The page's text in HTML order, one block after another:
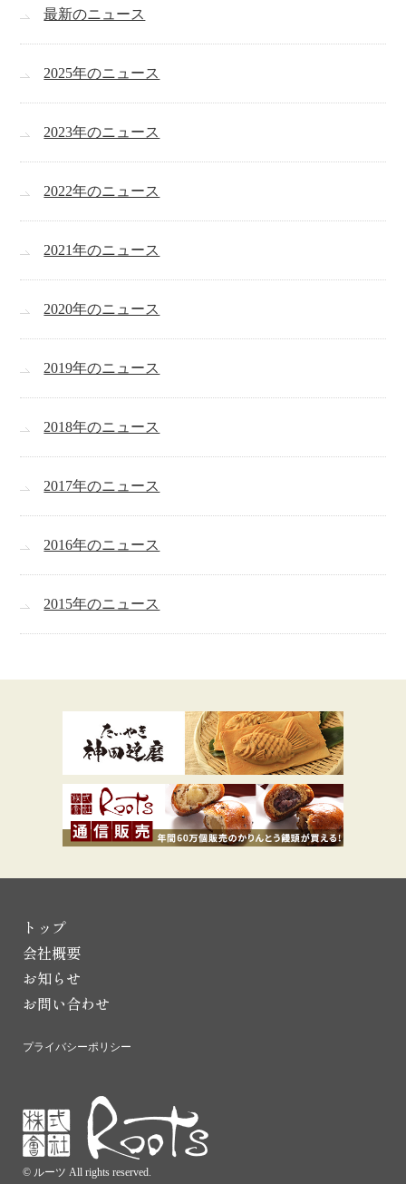
最新のニュース
2025年のニュース
2023年のニュース
2022年のニュース
2021年のニュース
2020年のニュース
2019年のニュース
2018年のニュース
2017年のニュース
2016年のニュース
2015年のニュース
トップ
会社概要
お知らせ
お問い合わせ
プライバシーポリシー
© ルーツ All rights reserved.